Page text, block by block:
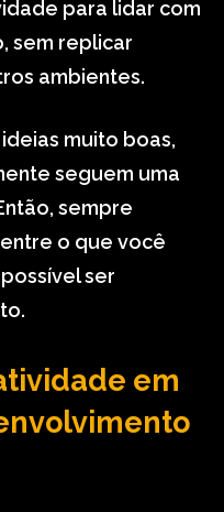
para lidar com
sem replicar
ambientes.
muito boas,
seguem uma
sempre
o que você
ser
em